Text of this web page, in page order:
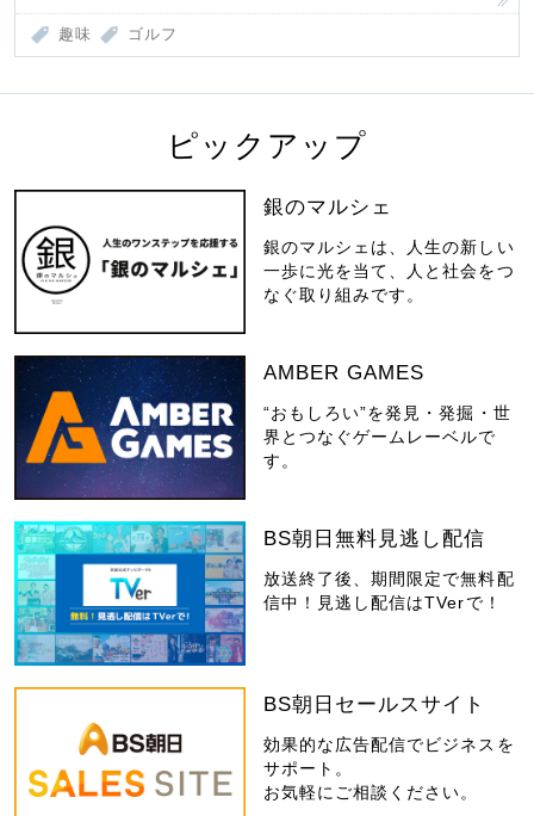
趣味 ゴルフ
ピックアップ
銀のマルシェ
銀のマルシェは、人生の新しい
一歩に光を当て、人と社会をつ
なぐ取り組みです。
AMBER GAMES
“おもしろい”を発見・発掘・世
界とつなぐゲームレーベルで
す。
BS朝日無料見逃し配信
放送終了後、期間限定で無料配
信中！見逃し配信はTVerで！
BS朝日セールスサイト
効果的な広告配信でビジネスを
サポート。
お気軽にご相談ください。